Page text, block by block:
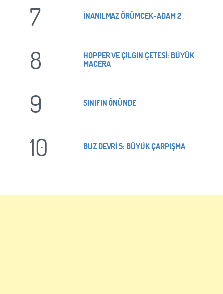
7 İNANILMAZ ÖRÜMCEK-ADAM 2
8
HOPPER VE ÇILGIN ÇETESİ: BÜYÜK
MACERA
9 SINIFIN ÖNÜNDE
10 BUZ DEVRİ 5: BÜYÜK ÇARPIŞMA